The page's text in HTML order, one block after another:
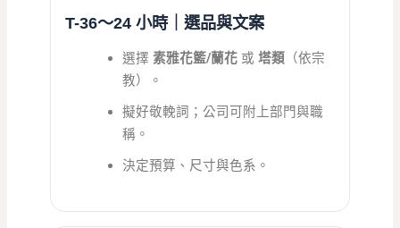
T-36〜24 小時｜選品與文案
選擇素雅花籃/蘭花 或塔類 （依宗
教）。
擬好敬輓詞；公司可附上部門與職
稱。
決定預算、尺寸與色系。